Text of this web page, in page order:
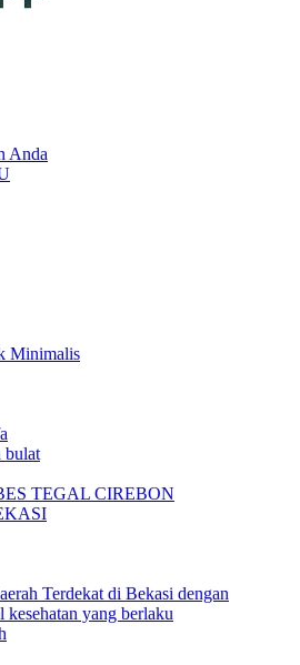
Anda
Minimalis
bulat
TEGAL CIREBON
Terdekat di Bekasi dengan
kesehatan yang berlaku